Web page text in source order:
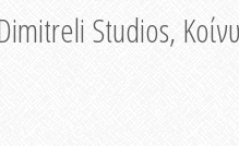
Studios,